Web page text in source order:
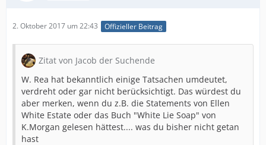
2. Oktober 2017 um 22:43 Offizieller Beitrag
Zitat von Jacob der Suchende
W. Rea hat bekanntlich einige Tatsachen umdeutet,
verdreht oder gar nicht berücksichtigt. Das würdest du
aber merken, wenn du z.B. die Statements von Ellen
White Estate oder das Buch "White Lie Soap" von
K.Morgan gelesen hättest.... was du bisher nicht getan
hast